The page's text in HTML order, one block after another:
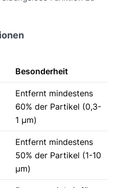
Besonderheit
Entfernt mindestens
60% der Partikel (0,3-
1 µm)
Entfernt mindestens
50% der Partikel (1-10
µm)